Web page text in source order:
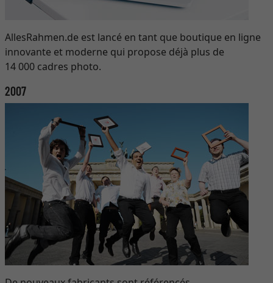
AllesRahmen.de est lancé en tant que boutique en ligne
innovante et moderne qui propose déjà plus de
14 000 cadres photo.
2007